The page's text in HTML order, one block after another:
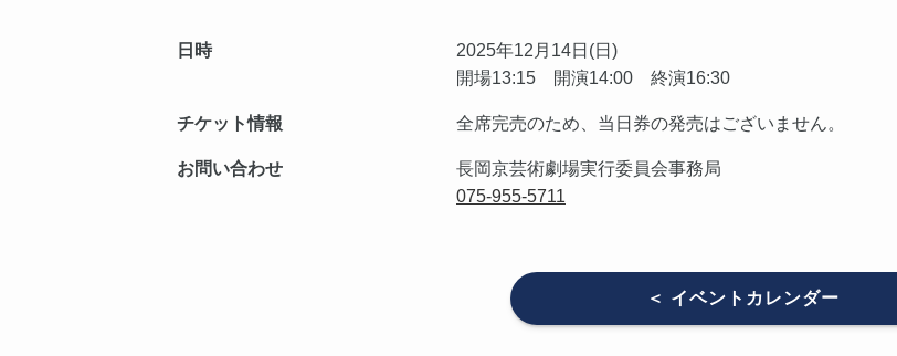
日時
2025年12月14日(日)
開場13:15 開演14:00 終演16:30
チケット情報 全席完売のため、当日券の発売はございません。
お問い合わせ
長岡京芸術劇場実行委員会事務局
075-955-5711
＜ イベントカレンダー